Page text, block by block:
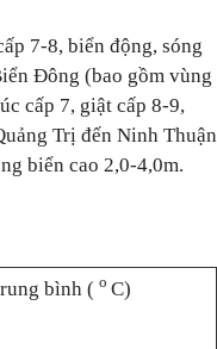
7-8, biển động, sóng
Đông (bao gồm vùng
cấp 7, giật cấp 8-9,
Trị đến Ninh Thuận
biển cao 2,0-4,0m.
bình ( o C)